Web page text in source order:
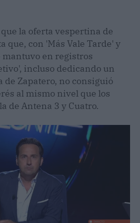
la oferta vespertina de
que, con 'Más Vale Tarde' y
mantuvo en registros
incluso dedicando un
de Zapatero, no consiguió
al mismo nivel que los
de Antena 3 y Cuatro.